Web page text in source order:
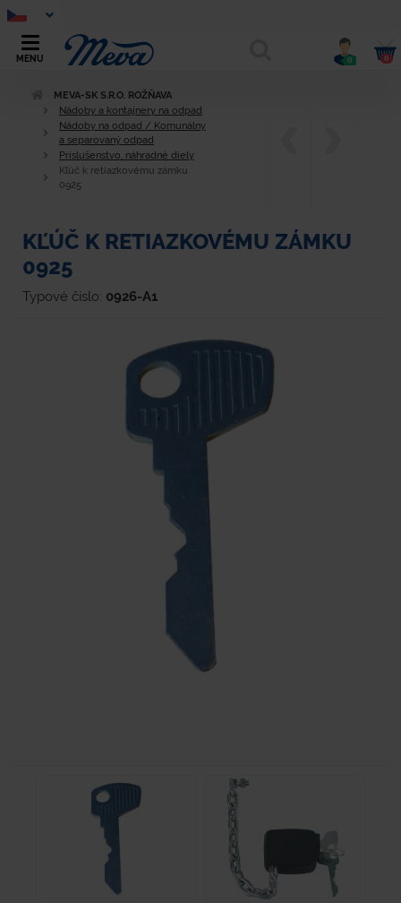
MENU 0 0
MEVA-SK S.R.O. ROŽŇAVA
Nádoby a kontajnery na odpad
Nádoby na odpad / Komunálny
a separovaný odpad
Príslušenstvo, náhradné diely
Kľúč k retiazkovému zámku
0925
KĽÚČ K RETIAZKOVÉMU ZÁMKU
0925
Typové číslo: 0926-A1